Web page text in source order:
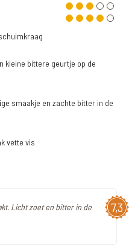
kleine bittere geurtje op de
smaakje en zachte bitter in de
vette vis
7,3
Licht zoet en bitter in de